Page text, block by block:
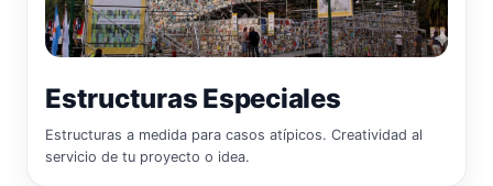
Estructuras Especiales
Estructuras a medida para casos atípicos. Creatividad al
servicio de tu proyecto o idea.